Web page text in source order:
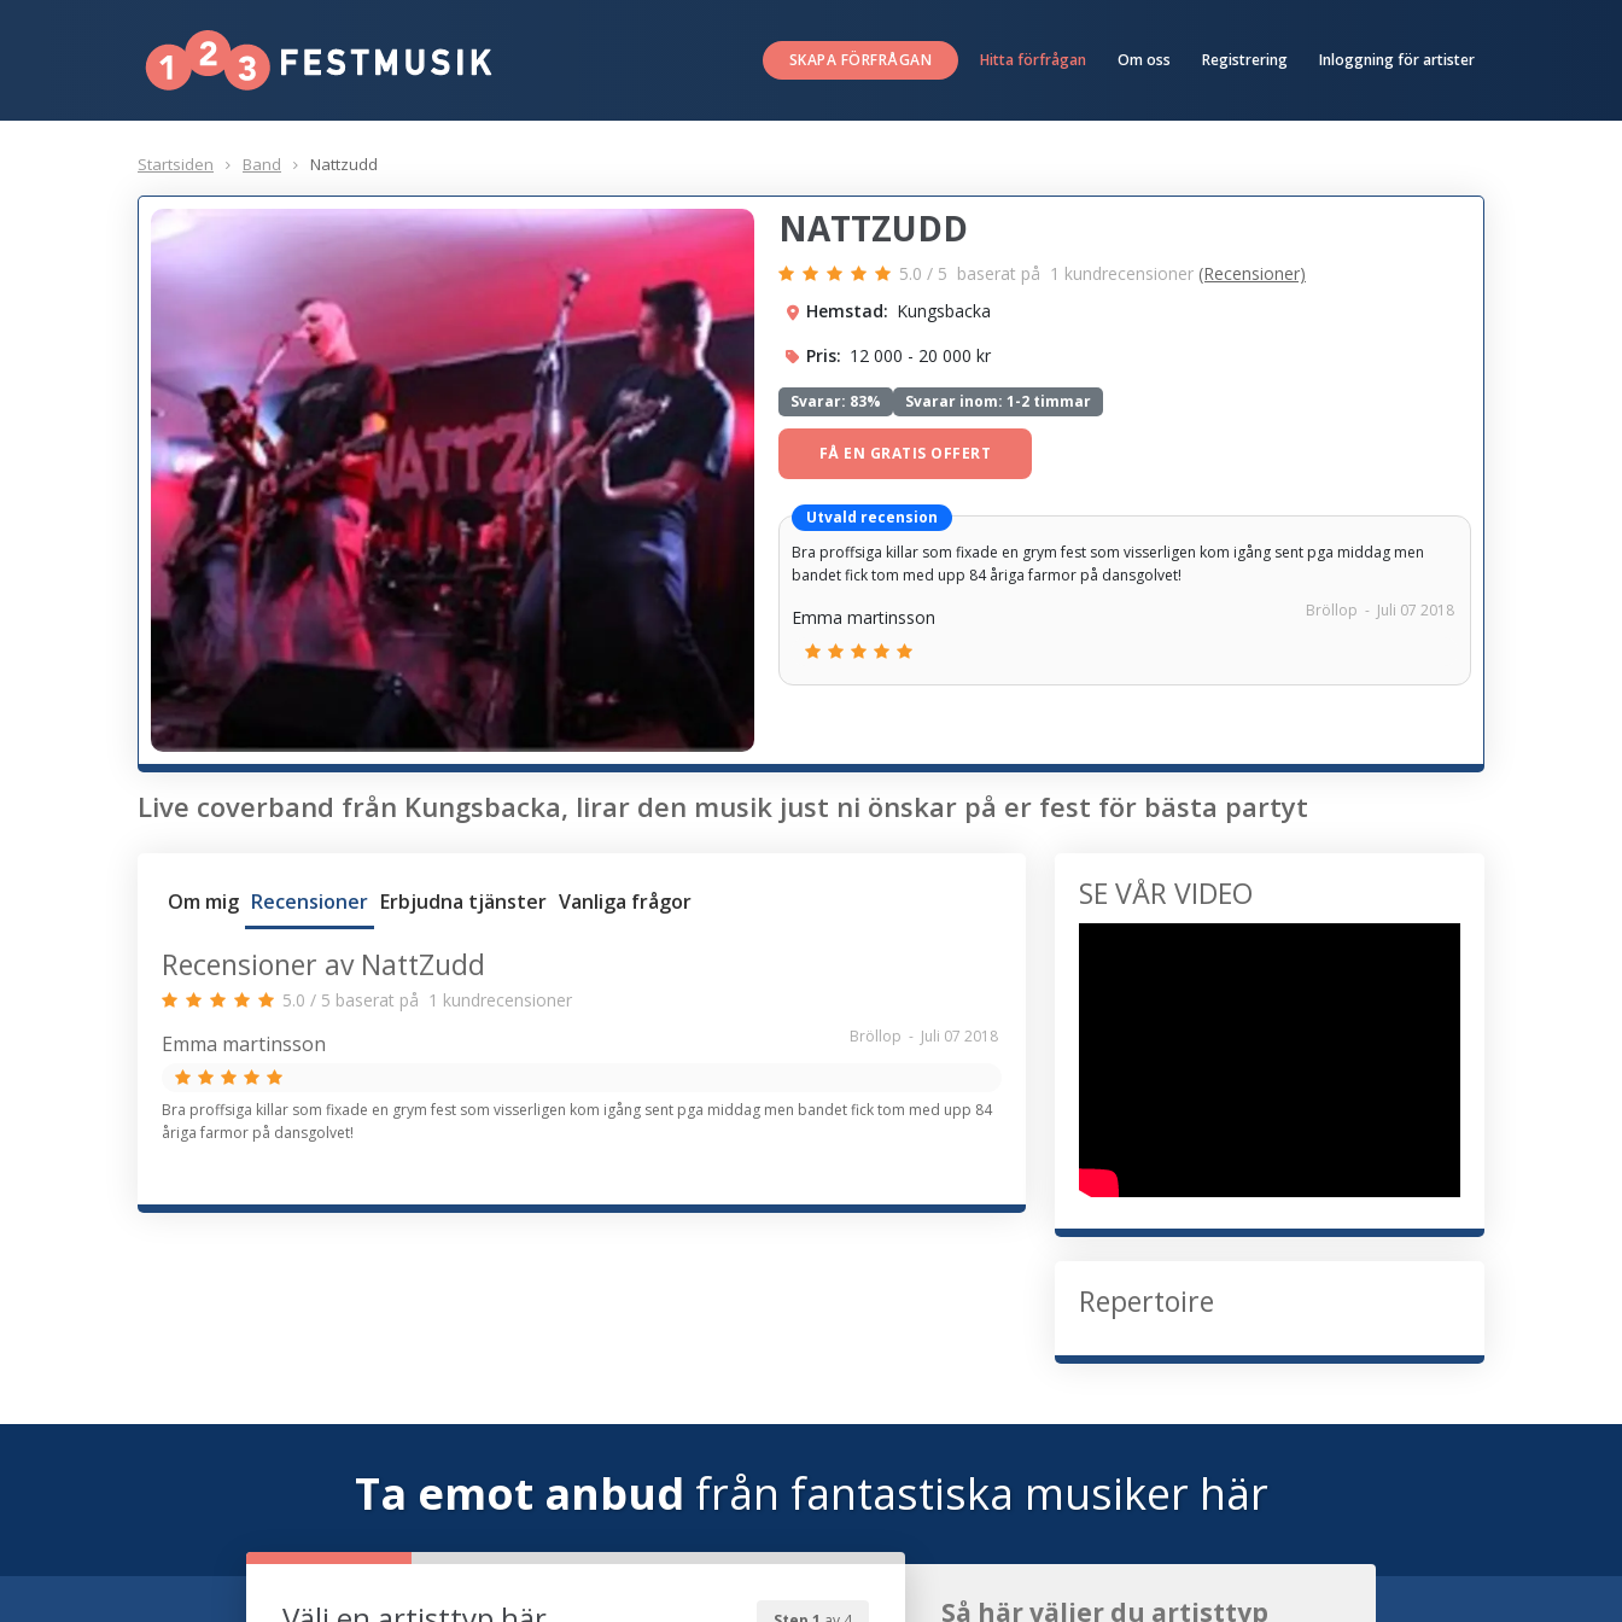
SKAPA FÖRFRÅGAN Hitta förfrågan Om oss Registrering Inloggning för artister
Startsiden Band Nattzudd
NATTZUDD
5.0 / 5 baserat på 1 kundrecensioner (Recensioner)
Hemstad: Kungsbacka
Pris: 12 000 - 20 000 kr
Svarar: 83% Svarar inom: 1-2 timmar
FÅ EN GRATIS OFFERT
Utvald recension
Bra proffsiga killar som fixade en grym fest som visserligen kom igång sent pga middag men
bandet fick tom med upp 84 åriga farmor på dansgolvet!
Emma martinsson Bröllop - Juli 07 2018
Live coverband från Kungsbacka, lirar den musik just ni önskar på er fest för bästa partyt
Om mig Recensioner Erbjudna tjänster Vanliga frågor
Recensioner av NattZudd
5.0 / 5 baserat på 1 kundrecensioner
Emma martinsson Bröllop - Juli 07 2018
Bra proffsiga killar som fixade en grym fest som visserligen kom igång sent pga middag men bandet fick tom med upp 84
åriga farmor på dansgolvet!
SE VÅR VIDEO
Repertoire
Ta emot anbud från fantastiska musiker här
Så här väljer du artisttyp